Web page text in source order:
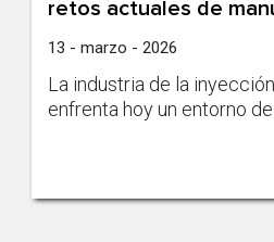
retos actuales de
13 - marzo - 2026
La industria de la
enfrenta hoy un entorno de